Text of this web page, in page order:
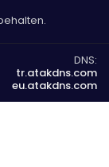
DNS:
tr.atakdns.com
eu.atakdns.com